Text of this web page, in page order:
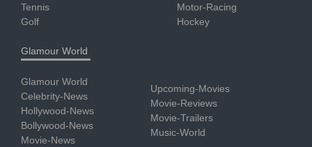
Tennis
Golf
Motor-Racing
Hockey
Glamour World
Glamour World
Celebrity-News
Hollywood-News
Bollywood-News
Movie-News
Upcoming-Movies
Movie-Reviews
Movie-Trailers
Music-World